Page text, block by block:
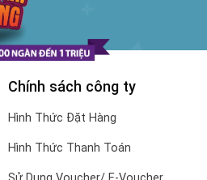
Chính sách công ty
Hình Thức Đặt Hàng
Hình Thức Thanh Toán